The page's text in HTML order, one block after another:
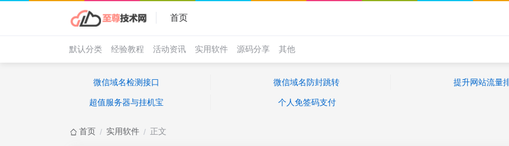
首页
默认分类 经验教程 活动资讯 实用软件 源码分享 其他
微信域名检测接口 微信域名防封跳转 提升网站流量
超值服务器与挂机宝 个人免签码支付
首页 / 实用软件 / 正文